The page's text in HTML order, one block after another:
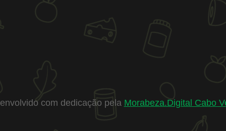
com dedicação pela Morabeza.Digital Cabo